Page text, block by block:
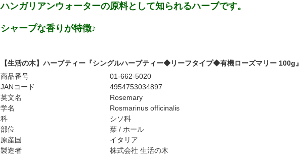
ハンガリアンウォーターの原料として知られるハーブです。
シャープな香りが特徴♪
【生活の木】ハーブティー『シングルハーブティー◆リーフタイプ◆有機ローズマリー 100g』
商品番号
01-662-5020
JANコード
4954753034897
英文名
Rosemary
学名
Rosmarinus officinalis
科
シソ科
部位
葉 / ホール
原産国
イタリア
製造者
株式会社 生活の木